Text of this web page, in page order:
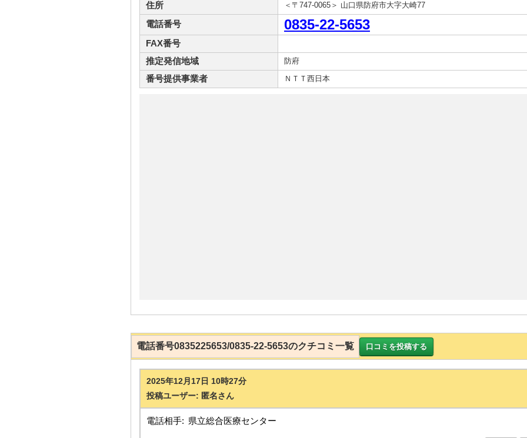
住所 ＜〒747-0065＞ 山口県防府市大字大崎77
電話番号 0835-22-5653
FAX番号
推定発信地域
防府
番号提供事業者 ＮＴＴ西日本
電話番号0835225653/0835-22-5653のクチコミ一覧 口コミを投稿する
2025年12月17日 10時27分
投稿ユーザー: 匿名さん
電話相手: 県立総合医療センター